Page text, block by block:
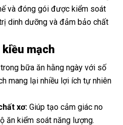
và đóng gói được kiểm soát
dinh dưỡng và đảm bảo chất
mạch
bữa ăn hằng ngày với số
mang lại nhiều lợi ích tự nhiên
xơ: Giúp tạo cảm giác no
ăn kiểm soát năng lượng.